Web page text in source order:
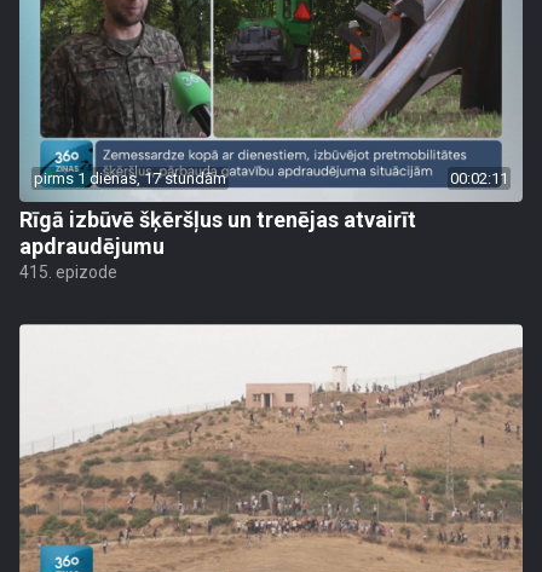
pirms 1 dienas, 17 stundām 00:02:11
Rīgā izbūvē šķēršļus un trenējas atvairīt
apdraudējumu
415. epizode